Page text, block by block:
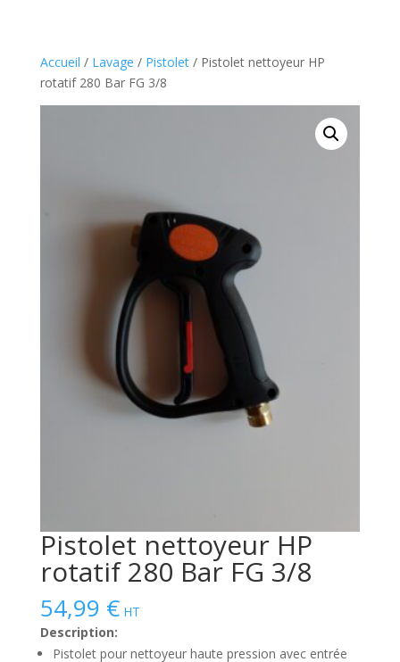
Accueil / Lavage / Pistolet/ Pistolet nettoyeur HP
rotatif 280 Bar FG 3/8
Pistolet nettoyeur HP
rotatif 280 Bar FG 3/8
54,99 € HT
Description:
Pistolet pour nettoyeur haute pression avec entrée